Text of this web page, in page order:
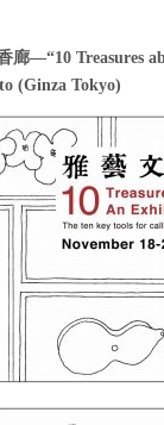
廊—“10 Treasures
(Ginza Tokyo)